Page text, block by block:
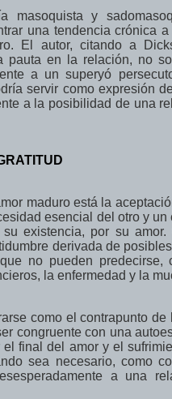
masoquista y
una tendencia crónica a
El autor, citando a
pauta en la relación, no
a un superyó
servir como expresión
a la posibilidad de una
maduro está la
esencial del otro y un
existencia, por su amor.
derivada de
no pueden predecirse,
la enfermedad y la
como el contrapunto de
congruente con una
el final del amor y el
sea necesario, como
a una